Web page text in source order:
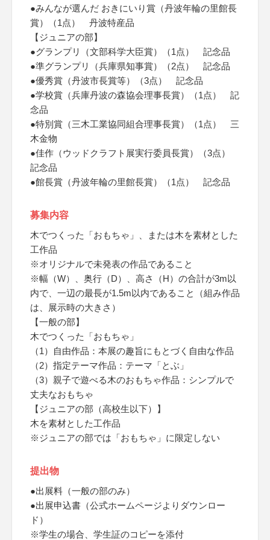
●みんなが選んだ おきにいり賞（丹波年輪の里館長
賞）（1点） 丹波特産品
【ジュニアの部】
●グランプリ（文部科学大臣賞）（1点） 記念品
●準グランプリ（兵庫県知事賞）（2点） 記念品
●優秀賞（丹波市長賞等）（3点） 記念品
●学校賞（兵庫丹波の森協会理事長賞）（1点） 記
念品
●特別賞（三木工業協同組合理事長賞）（1点） 三
木金物
●佳作（ウッドクラフト展実行委員長賞）（3点）
記念品
●館長賞（丹波年輪の里館長賞）（1点） 記念品
募集内容
木でつくった「おもちゃ」、または木を素材とした
工作品
※オリジナルで未発表の作品であること
※幅（W）、奥行（D）、高さ（H）の合計が3m以
内で、一辺の最長が1.5m以内であること（組み作品
は、展示時の大きさ）
【一般の部】
木でつくった「おもちゃ」
（1）自由作品：本展の趣旨にもとづく自由な作品
（2）指定テーマ作品：テーマ「とぶ」
（3）親子で遊べる木のおもちゃ作品：シンプルで
丈夫なおもちゃ
【ジュニアの部（高校生以下）】
木を素材とした工作品
※ジュニアの部では「おもちゃ」に限定しない
提出物
●出展料（一般の部のみ）
●出展申込書（公式ホームページよりダウンロー
ド）
※学生の場合、学生証のコピーを添付